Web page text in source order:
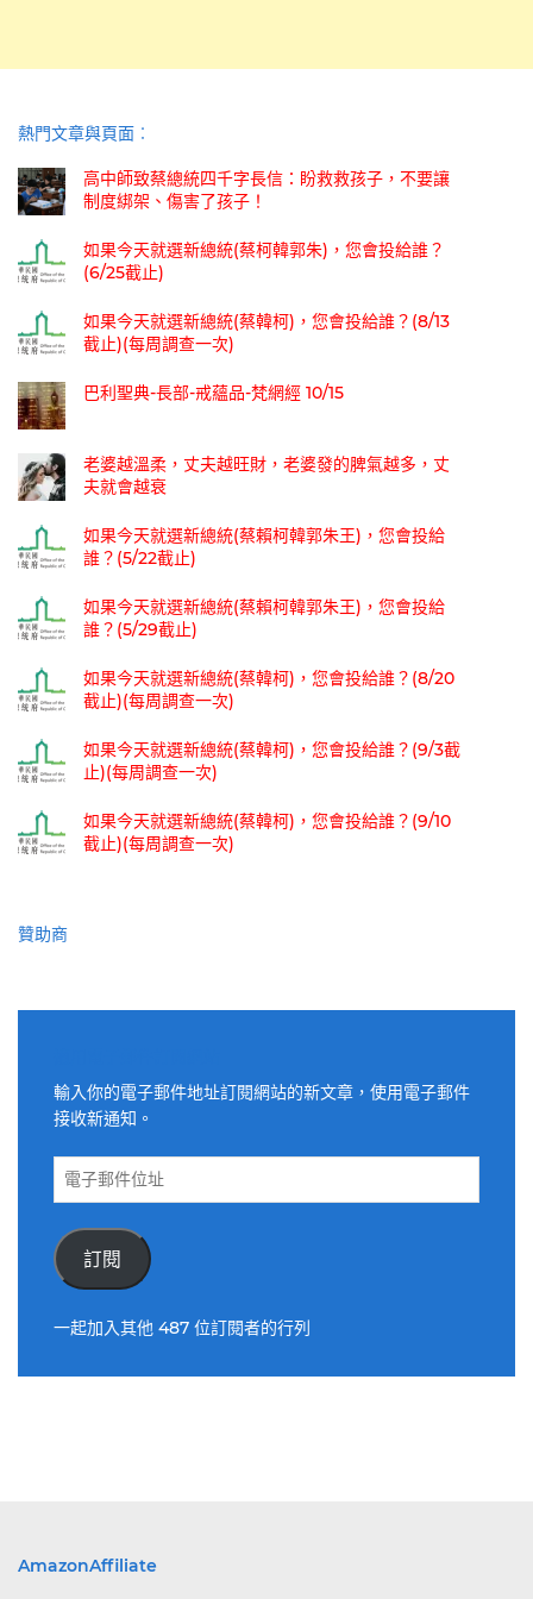
熱門文章與頁面︰
高中師致蔡總統四千字長信：盼救救孩子，不要讓
制度綁架、傷害了孩子！
如果今天就選新總統(蔡柯韓郭朱)，您會投給誰？
(6/25截止)
如果今天就選新總統(蔡韓柯)，您會投給誰？(8/13
截止)(每周調查一次)
巴利聖典-長部-戒蘊品-梵網經 10/15
老婆越溫柔，丈夫越旺財，老婆發的脾氣越多，丈
夫就會越衰
如果今天就選新總統(蔡賴柯韓郭朱王)，您會投給
誰？(5/22截止)
如果今天就選新總統(蔡賴柯韓郭朱王)，您會投給
誰？(5/29截止)
如果今天就選新總統(蔡韓柯)，您會投給誰？(8/20
截止)(每周調查一次)
如果今天就選新總統(蔡韓柯)，您會投給誰？(9/3截
止)(每周調查一次)
如果今天就選新總統(蔡韓柯)，您會投給誰？(9/10
截止)(每周調查一次)
贊助商
輸入你的電子郵件地址訂閱網站的新文章，使用電子郵件
接收新通知。
電
件
位
訂閱
一起加入其他 487 位訂閱者的行列
AmazonAffiliate